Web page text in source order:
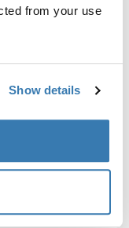
from your use
Show details
jouer et faire
et lui donne
peut être très